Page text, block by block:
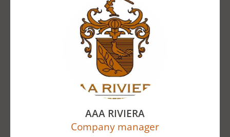
AAA RIVIERA
Company manager